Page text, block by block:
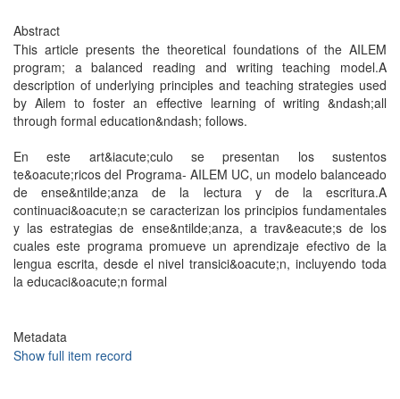
Abstract
This article presents the theoretical foundations of the AILEM
program; a balanced reading and writing teaching model.A
description of underlying principles and teaching strategies used
by Ailem to foster an effective learning of writing &ndash;all
through formal education&ndash; follows.
En este art&iacute;culo se presentan los sustentos
te&oacute;ricos del Programa- AILEM UC, un modelo balanceado
de ense&ntilde;anza de la lectura y de la escritura.A
continuaci&oacute;n se caracterizan los principios fundamentales
y las estrategias de ense&ntilde;anza, a trav&eacute;s de los
cuales este programa promueve un aprendizaje efectivo de la
lengua escrita, desde el nivel transici&oacute;n, incluyendo toda
la educaci&oacute;n formal
Metadata
Show full item record